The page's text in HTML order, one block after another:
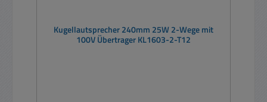
Kugellautsprecher 240mm 25W 2-Wege mit
100V Übertrager KL1603-2-T12